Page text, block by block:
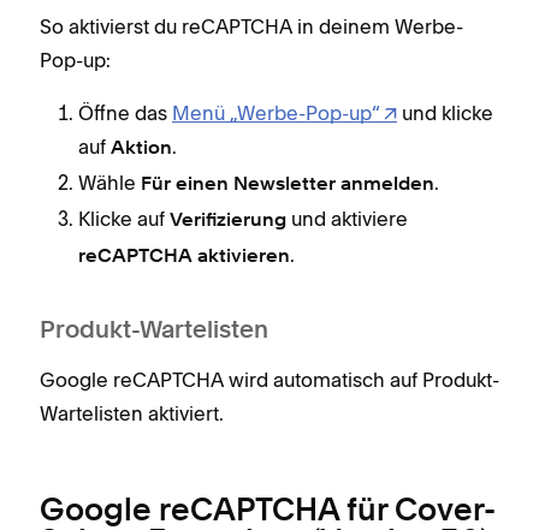
So aktivierst du reCAPTCHA in deinem Werbe-
Pop-up:
Öffne das Menü „Werbe-Pop-up“
und klicke
auf Aktion.
Wähle Für einen Newsletter anmelden.
Klicke auf Verifizierung und aktiviere
reCAPTCHA aktivieren.
Produkt-Wartelisten
Google reCAPTCHA wird automatisch auf Produkt-
Wartelisten aktiviert.
Google reCAPTCHA für Cover-